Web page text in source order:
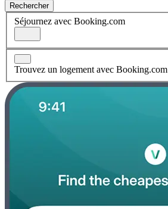
Rechercher
Séjournez avec Booking.com
Trouvez un logement avec Booking.com